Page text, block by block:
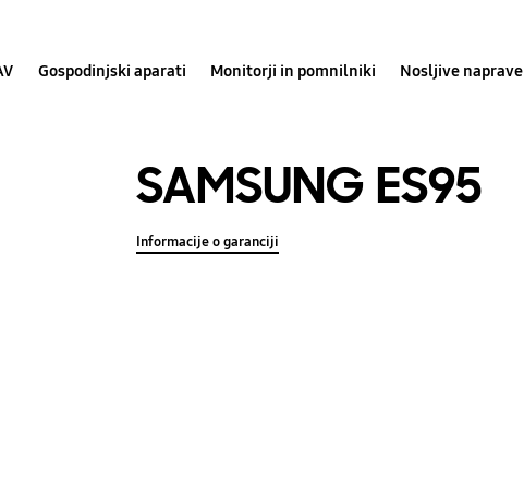
Gospodinjski aparati Monitorji in pomnilniki Nosljive naprave
SAMSUNG ES95
Informacije o garanciji